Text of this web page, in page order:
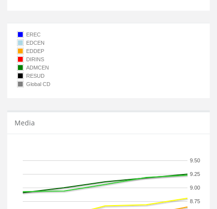
EREC
EDCEN
EDDEP
DIRINS
ADMCEN
RESUD
Global CD
Media
8.75
9.00
9.25
9.50